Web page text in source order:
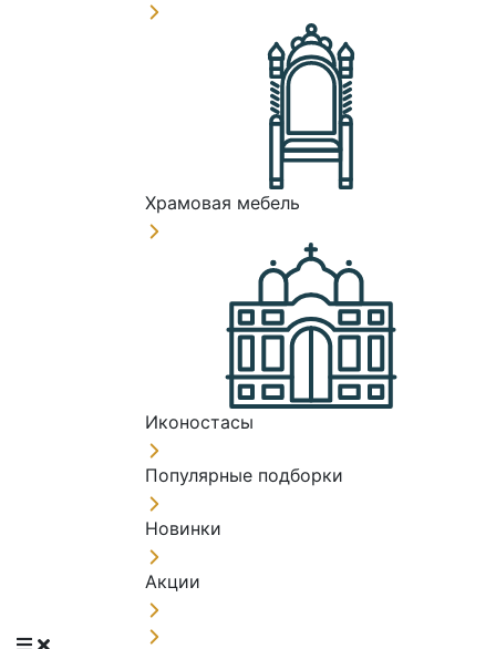
Храмовая мебель
Иконостасы
Популярные подборки
Новинки
Акции